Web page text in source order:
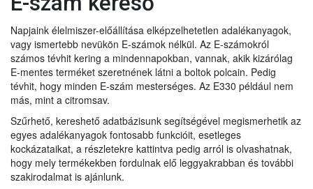
Napjaink élelmiszer-előállítása elképzelhetetlen adalékanyagok,
vagy ismertebb nevükön E-számok nélkül. Az E-számokról
számos tévhit kering a mindennapokban, vannak, akik kizárólag
E-mentes terméket szeretnének látni a boltok polcain. Pedig
tévhit, hogy minden E-szám mesterséges. Az E330 például nem
más, mint a citromsav.
Szűrhető, kereshető adatbázisunk segítségével megismerhetik az
egyes adalékanyagok fontosabb funkcióit, esetleges
kockázataikat, a részletekre kattintva pedig arról is olvashatnak,
hogy mely termékekben fordulnak elő leggyakrabban és további
szakirodalmat is ajánlunk.